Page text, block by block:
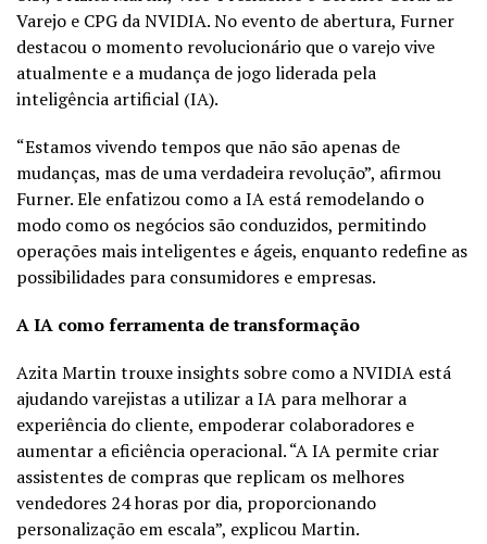
Varejo e CPG da NVIDIA. No evento de abertura, Furner
destacou o momento revolucionário que o varejo vive
atualmente e a mudança de jogo liderada pela
inteligência artificial (IA).
“Estamos vivendo tempos que não são apenas de
mudanças, mas de uma verdadeira revolução”, afirmou
Furner. Ele enfatizou como a IA está remodelando o
modo como os negócios são conduzidos, permitindo
operações mais inteligentes e ágeis, enquanto redefine as
possibilidades para consumidores e empresas.
A IA como ferramenta de transformação
Azita Martin trouxe insights sobre como a NVIDIA está
ajudando varejistas a utilizar a IA para melhorar a
experiência do cliente, empoderar colaboradores e
aumentar a eficiência operacional. “A IA permite criar
assistentes de compras que replicam os melhores
vendedores 24 horas por dia, proporcionando
personalização em escala”, explicou Martin.